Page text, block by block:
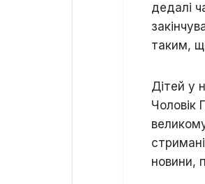
дедалі
таким,
Дітей у
Чоловік
новини,